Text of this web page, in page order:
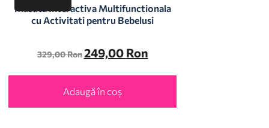
Masuta Interactiva Multifunctionala
cu Activitati pentru Bebelusi
329,00Ron 249,00 Ron
Adaugă în coș